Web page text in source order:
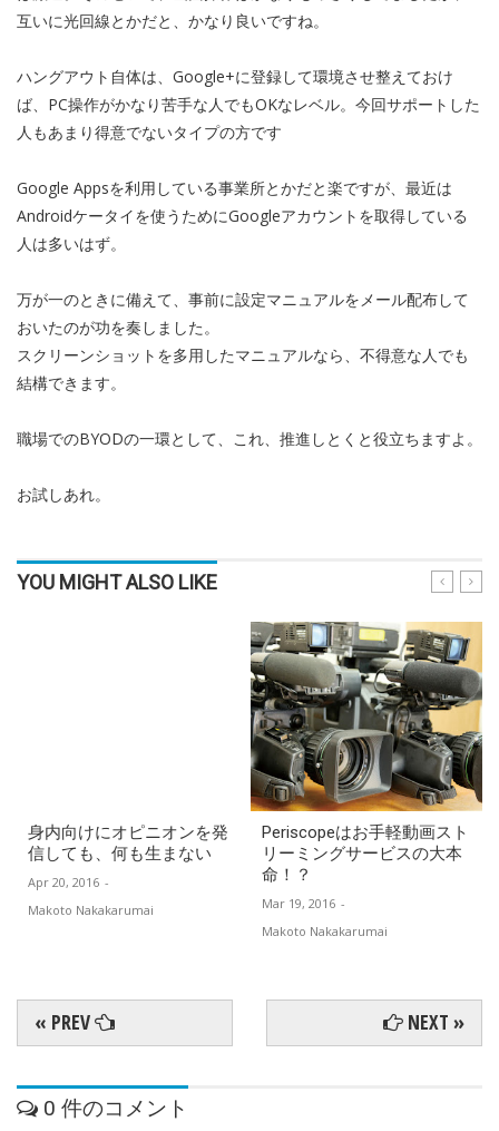
互いに光回線とかだと、かなり良いですね。
ハングアウト自体は、Google+に登録して環境させ整えておけ
ば、PC操作がかなり苦手な人でもOKなレベル。今回サポートした
人もあまり得意でないタイプの方です
Google Appsを利用している事業所とかだと楽ですが、最近は
Androidケータイを使うためにGoogleアカウントを取得している
人は多いはず。
万が一のときに備えて、事前に設定マニュアルをメール配布して
おいたのが功を奏しました。
スクリーンショットを多用したマニュアルなら、不得意な人でも
結構できます。
職場でのBYODの一環として、これ、推進しとくと役立ちますよ。
お試しあれ。
YOU MIGHT ALSO LIKE
身内向けにオピニオンを発
信しても、何も生まない
Apr 20, 2016 -
Makoto Nakakarumai
Periscopeはお手軽動画スト
リーミングサービスの大本
命！？
Mar 19, 2016 -
Makoto Nakakarumai
« PREV NEXT »
0 件のコメント